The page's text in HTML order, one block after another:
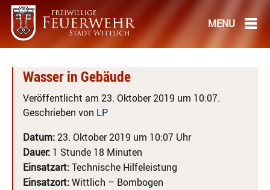
Wasser in Gebäude
Veröffentlicht am 23. Oktober 2019 um 10:07.
Geschrieben von LP
Datum:23. Oktober 2019 um 10:07 Uhr
Dauer: 1 Stunde 18 Minuten
Einsatzart:Technische Hilfeleistung
Einsatzort:Wittlich – Bombogen